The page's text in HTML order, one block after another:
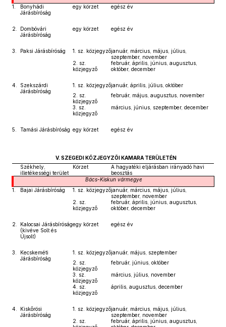
1.
Bonyhádi
Járásbíróság
egy körzet egész év
2.
Dombóvári
Járásbíróság
egy körzet egész év
3. Paksi Járásbíróság 1. sz. közjegyzőjanuár, március, május, július,
szeptember, november
2. sz.
közjegyző
február, április, június, augusztus,
október, december
4.
Szekszárdi
Járásbíróság
1. sz. közjegyzőjanuár, április, július, október
2. sz.
közjegyző
február, május, augusztus, november
3. sz.
közjegyző
március, június, szeptember, december
5. Tamási Járásbíróság egy körzet egész év
V. SZEGEDI KÖZJEGYZŐI KAMARA TERÜLETÉN
Székhely,
illetékességi terület
Körzet
A hagyatéki eljárásban irányadó havi
beosztás
Bács-Kiskun vármegye
1.
Bajai Járásbíróság 1. sz. közjegyzőjanuár, március, május, július,
szeptember, november
2. sz.
közjegyző
február, április, június, augusztus,
október, december
2.
Kalocsai Járásbíróság
(kivéve Solt és
Újsolt)
egy körzet egész év
3.
Kecskeméti
Járásbíróság
1. sz. közjegyzőjanuár, május, szeptember
2. sz.
közjegyző
február, június, október
3. sz.
közjegyző
március, július, november
4. sz.
közjegyző
április, augusztus, december
4.
Kiskőrösi
Járásbíróság
1. sz. közjegyzőjanuár, március, május, július,
szeptember, november
2. sz.
február, április, június, augusztus,